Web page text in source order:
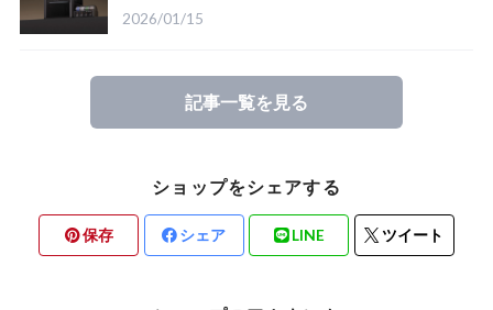
2026/01/15
記事一覧を見る
ショップをシェアする
保存 シェア LINE ツイート